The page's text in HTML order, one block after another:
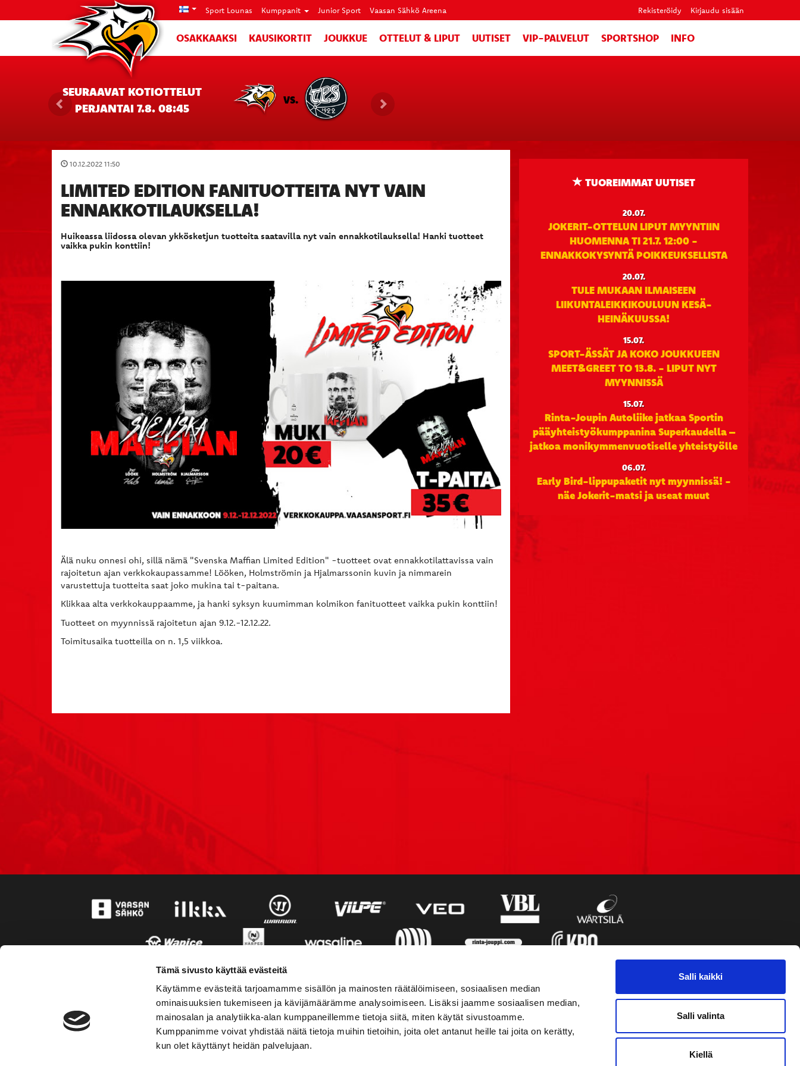
Tämä sivusto käyttää evästeitä
Käytämme evästeitä tarjoamamme sisällön ja mainosten räätälöimiseen, sosiaalisen median
ominaisuuksien tukemiseen ja kävijämäärämme analysoimiseen. Lisäksi jaamme sosiaalisen median,
mainosalan ja analytiikka-alan kumppaneillemme tietoja siitä, miten käytät sivustoamme.
Kumppanimme voivat yhdistää näitä tietoja muihin tietoihin, joita olet antanut heille tai joita on kerätty,
kun olet käyttänyt heidän palvelujaan.
Salli kaikki
Salli valinta
Kiellä
Sport Lounas Kumppanit Junior Sport Vaasan Sähkö Areena Rekisteröidy Kirjaudu sisään
OSAKKAAKSI KAUSIKORTIT JOUKKUE OTTELUT & LIPUT UUTISET VIP-PALVELUT SPORTSHOP INFO
SEURAAVAT KOTIOTTELUT
PERJANTAI 7.8. 08:45
VS.
10.12.2022 11:50
LIMITED EDITION FANITUOTTEITA NYT VAIN
ENNAKKOTILAUKSELLA!
Huikeassa liidossa olevan ykkösketjun tuotteita saatavilla nyt vain ennakkotilauksella! Hanki tuotteet
vaikka pukin konttiin!
Älä nuku onnesi ohi, sillä nämä "Svenska Maffian Limited Edition" -tuotteet ovat ennakkotilattavissa vain
rajoitetun ajan verkkokaupassamme! Lööken, Holmströmin ja Hjalmarssonin kuvin ja nimmarein
varustettuja tuotteita saat joko mukina tai t-paitana.
Klikkaa alta verkkokauppaamme, ja hanki syksyn kuumimman kolmikon fanituotteet vaikka pukin konttiin!
Tuotteet on myynnissä rajoitetun ajan 9.12.-12.12.22.
Toimitusaika tuotteilla on n. 1,5 viikkoa.
TUOREIMMAT UUTISET
20.07.
JOKERIT-OTTELUN LIPUT MYYNTIIN
HUOMENNA TI 21.7. 12:00 -
ENNAKKOKYSYNTÄ POIKKEUKSELLISTA
20.07.
TULE MUKAAN ILMAISEEN
LIIKUNTALEIKKIKOULUUN KESÄ-
HEINÄKUUSSA!
15.07.
SPORT-ÄSSÄT JA KOKO JOUKKUEEN
MEET&GREET TO 13.8. - LIPUT NYT
MYYNNISSÄ
15.07.
Rinta-Joupin Autoliike jatkaa Sportin
pääyhteistyökumppanina Superkaudella –
jatkoa monikymmenvuotiselle yhteistyölle
06.07.
Early Bird-lippupaketit nyt myynnissä! -
näe Jokerit-matsi ja useat muut